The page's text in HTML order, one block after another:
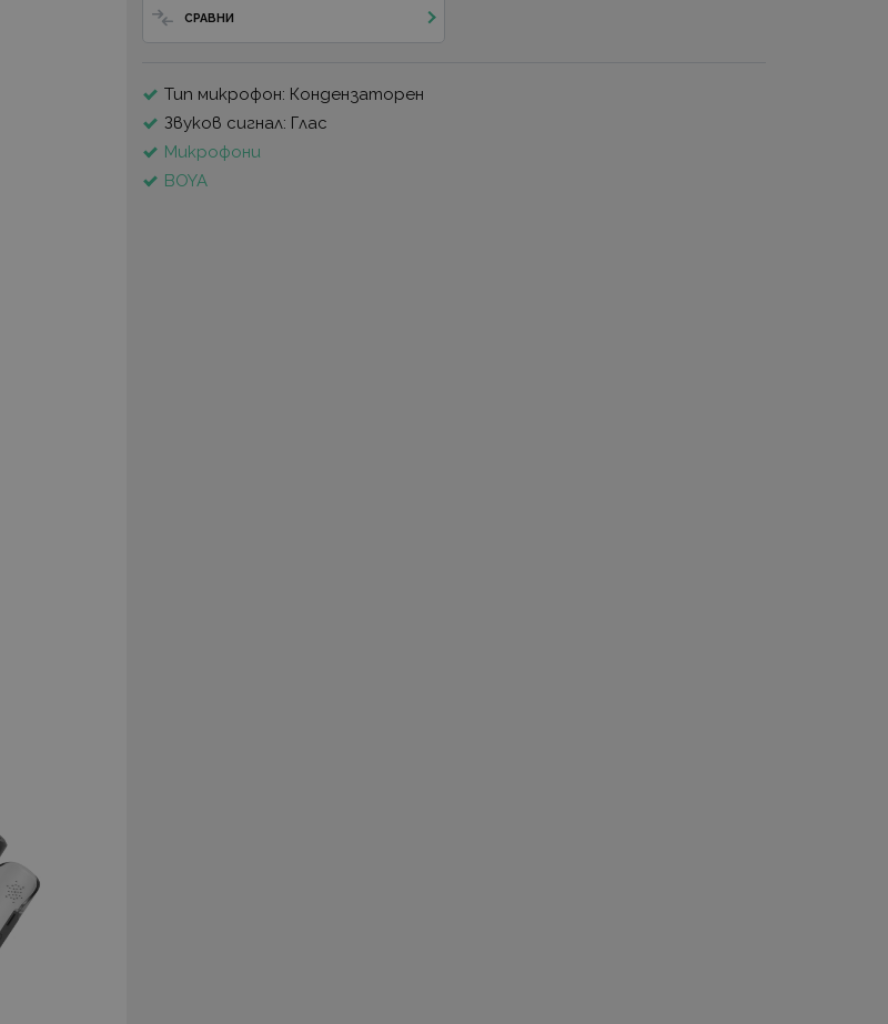
СРАВНИ
Тип микрофон: Кондензаторен
Звуков сигнал: Глас
Микрофони
BOYA